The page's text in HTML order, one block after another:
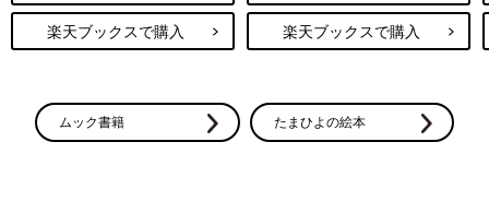
楽天ブックスで購入 楽天ブックスで購入
ムック書籍 たまひよの絵本